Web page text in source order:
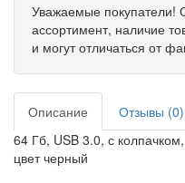
Уважаемые
ассортимент, наличие
и могут отличаться от
Описание
Отзывы (0)
64 Гб, USB 3.0, с
цвет черный